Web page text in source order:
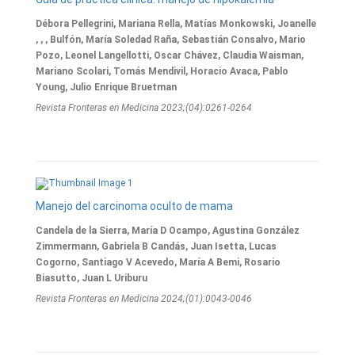
Débora Pellegrini, Mariana Rella, Matías Monkowski, Joanelle
, , , Bulfón, María Soledad Raña, Sebastián Consalvo, Mario
Pozo, Leonel Langellotti, Oscar Chávez, Claudia Waisman,
Mariano Scolari, Tomás Mendivil, Horacio Avaca, Pablo
Young, Julio Enrique Bruetman
Revista Fronteras en Medicina 2023;(04):0261-0264
Manejo del carcinoma oculto de mama
Candela de la Sierra, María D Ocampo, Agustina González
Zimmermann, Gabriela B Candás, Juan Isetta, Lucas
Cogorno, Santiago V Acevedo, María A Bemi, Rosario
Biasutto, Juan L Uriburu
Revista Fronteras en Medicina 2024;(01):0043-0046